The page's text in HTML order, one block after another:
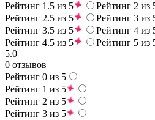
Рейтинг 1.5 из 5
Рейтинг 2 из
Рейтинг 2.5 из 5
Рейтинг 3 из
Рейтинг 3.5 из 5
Рейтинг 4 из
Рейтинг 4.5 из 5
Рейтинг 5 из
5.0
0 отзывов
Рейтинг 0 из 5
Рейтинг 1 из 5
Рейтинг 2 из 5
Рейтинг 3 из 5